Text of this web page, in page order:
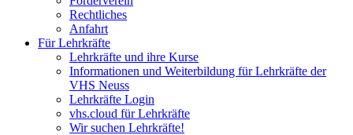
Rechtliches
Anfahrt
Für Lehrkräfte
Lehrkräfte und ihre Kurse
Informationen und Weiterbildung für Lehrkräfte der
VHS Neuss
Lehrkräfte Login
vhs.cloud für Lehrkräfte
Wir suchen Lehrkräfte!